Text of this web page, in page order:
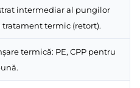
intermediar al pungilor
tratament termic (retort).
termică: PE, CPP pentru